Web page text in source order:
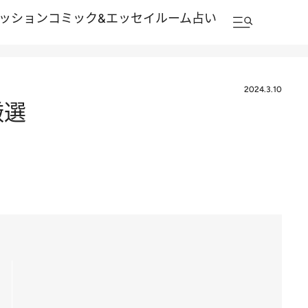
ションコミック&エッセイルーム占い
2024.3.10